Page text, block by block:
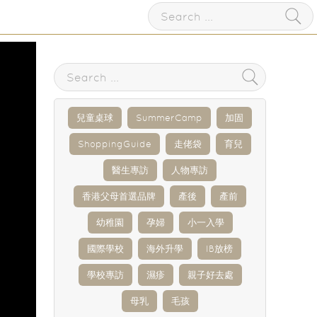
兒童桌球 SummerCamp 加固
ShoppingGuide 走佬袋 育兒
醫生專訪 人物專訪
香港父母首選品牌 產後 產前
幼稚園 孕婦 小一入學
國際學校 海外升學 IB放榜
學校專訪 濕疹 親子好去處
母乳 毛孩